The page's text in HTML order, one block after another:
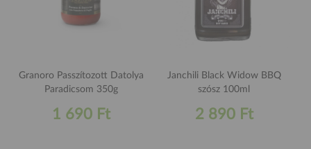
Granoro Passzítozott Datolya
Paradicsom 350g
1 690 Ft
Janchili Black Widow BBQ
szósz 100ml
2 890 Ft